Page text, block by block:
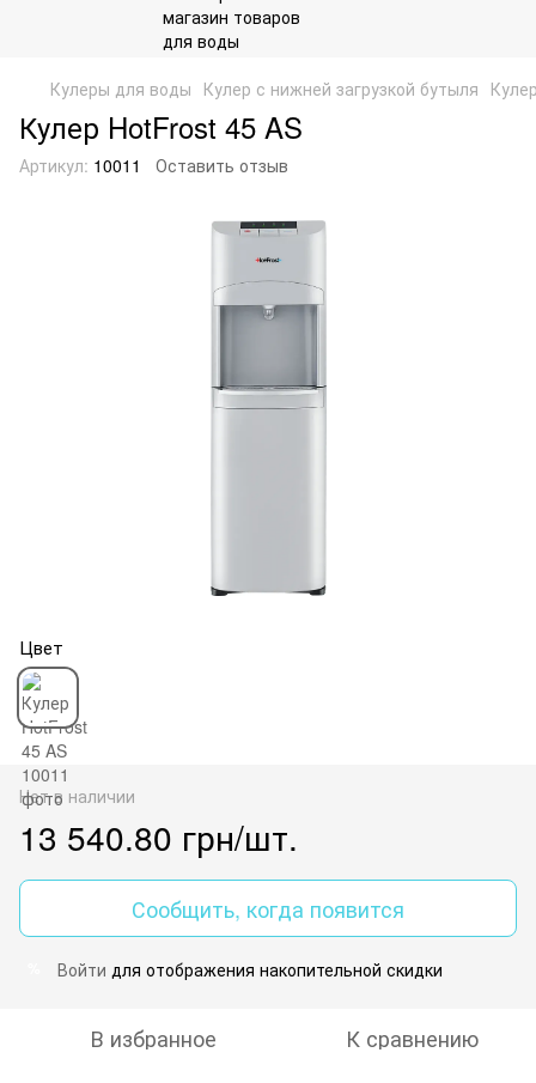
Кулеры для воды Кулер с нижней загрузкой бутыля
Кулер HotFrost 45 AS
Артикул: 10011 Оставить отзыв
Цвет
Нет в наличии
13 540.80 грн/шт.
Сообщить, когда появится
Войти для отображения накопительной скидки
В избранное К сравнению